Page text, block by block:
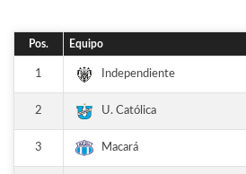
Pos. Equipo
1 Independiente
2 U. Católica
3 Macará